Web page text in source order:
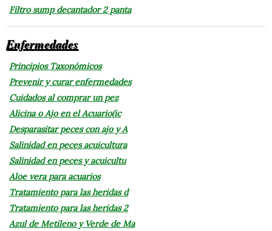
Filtro sump decantador 2 panta
Enfermedades
Principios Taxonómicos
Prevenir y curar enfermedades
Cuidados al comprar un pez
Alicina o Ajo en el Acuario(ic
Desparasitar peces con ajo y A
Salinidad en peces acuicultura
Salinidad en peces y acuicultu
Aloe vera para acuarios
Tratamiento para las heridas d
Tratamiento para las heridas 2
Azul de Metileno y Verde de Ma